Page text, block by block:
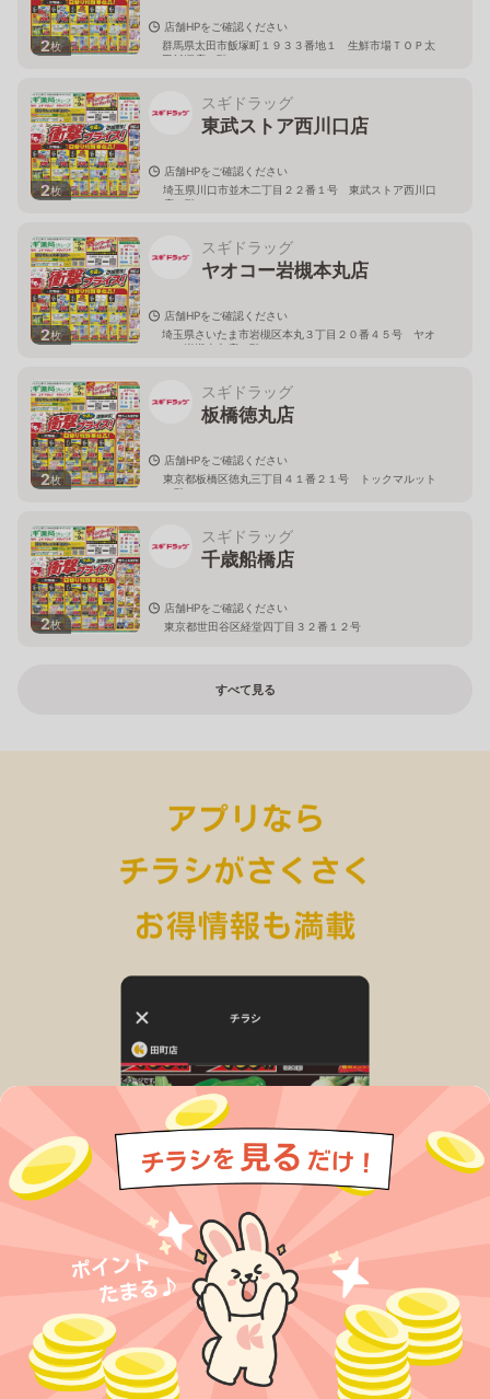
2枚
店舗HPをご確認ください
群馬県太田市飯塚町１９３３番地１ 生鮮市場ＴＯＰ太
田飯塚店１階
2枚
スギドラッグ
東武ストア西川口店
店舗HPをご確認ください
埼玉県川口市並木二丁目２２番１号 東武ストア西川口
店２階
2枚
スギドラッグ
ヤオコー岩槻本丸店
店舗HPをご確認ください
埼玉県さいたま市岩槻区本丸３丁目２０番４５号 ヤオ
コー岩槻本丸店２階
2枚
スギドラッグ
板橋徳丸店
店舗HPをご確認ください
東京都板橋区徳丸三丁目４１番２１号 トックマルット
１階
2枚
スギドラッグ
千歳船橋店
店舗HPをご確認ください
東京都世田谷区経堂四丁目３２番１２号
すべて見る